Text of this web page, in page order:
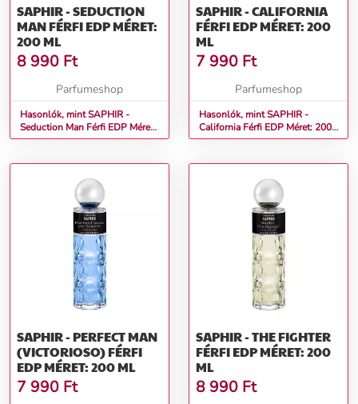
SAPHIR - SEDUCTION
MAN FÉRFI EDP MÉRET:
200 ML
8 990 Ft
Parfumeshop
Hasonlók, mint SAPHIR -
Seduction Man Férfi EDP Méret:
200 ml
SAPHIR - CALIFORNIA
FÉRFI EDP MÉRET: 200
ML
7 990 Ft
Parfumeshop
Hasonlók, mint SAPHIR -
California Férfi EDP Méret: 200
ml
SAPHIR - PERFECT MAN
(VICTORIOSO) FÉRFI
EDP MÉRET: 200 ML
7 990 Ft
SAPHIR - THE FIGHTER
FÉRFI EDP MÉRET: 200
ML
8 990 Ft